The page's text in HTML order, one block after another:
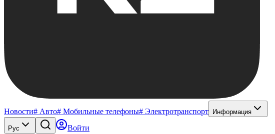
Новости# Авто# Мобильные телефоны# Электротранспорт Информация
Рус Войти